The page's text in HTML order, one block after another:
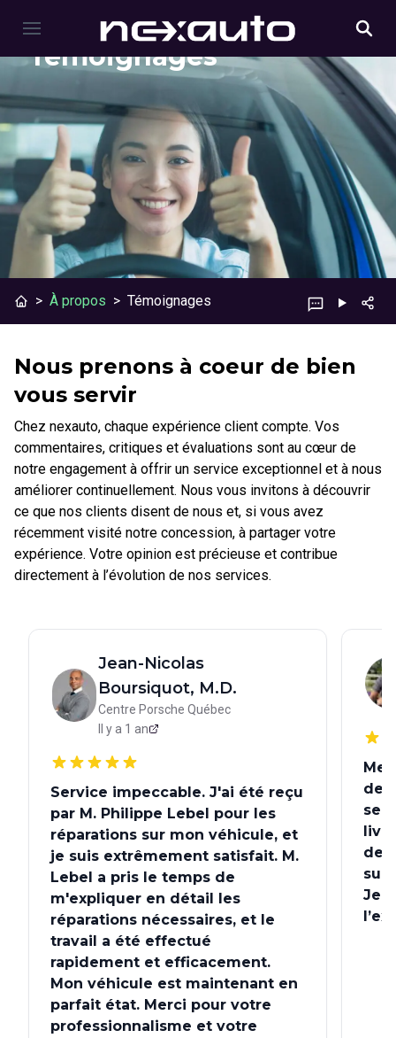
Témoignages
> À propos > Témoignages
Nous prenons à coeur de bien
vous servir
Chez nexauto, chaque expérience client compte. Vos
commentaires, critiques et évaluations sont au cœur de
notre engagement à offrir un service exceptionnel et à nous
améliorer continuellement. Nous vous invitons à découvrir
ce que nos clients disent de nous et, si vous avez
récemment visité notre concession, à partager votre
expérience. Votre opinion est précieuse et contribue
directement à l’évolution de nos services.
Jean-Nicolas
Boursiquot, M.D.
Centre Porsche Québec
Il y a 1 an
Service impeccable. J'ai été reçu
par M. Philippe Lebel pour les
réparations sur mon véhicule, et
je suis extrêmement satisfait. M.
Lebel a pris le temps de
m'expliquer en détail les
réparations nécessaires, et le
travail a été effectué
rapidement et efficacement.
Mon véhicule est maintenant en
parfait état. Merci pour votre
professionnalisme et votre
de
de
su
Je